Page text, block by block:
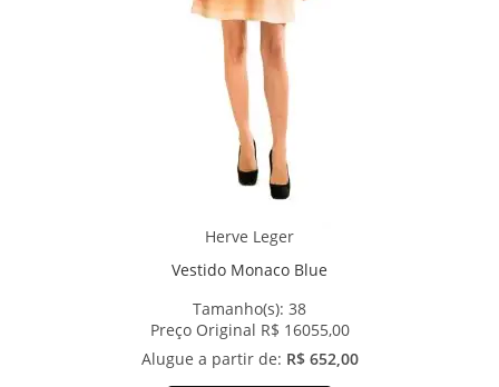
Herve Leger
Vestido Monaco Blue
Tamanho(s): 38
Preço Original R$ 16055,00
Alugue a partir de: R$ 652,00